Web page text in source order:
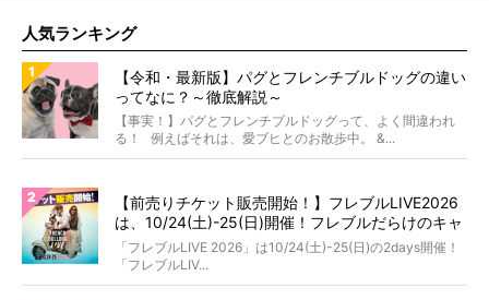
人気ランキング
【令和・最新版】パグとフレンチブルドッグの違い
ってなに？～徹底解説～
【事実！】パグとフレンチブルドッグって、よく間違われ
る！ 例えばそれは、愛ブヒとのお散歩中。 &...
【前売りチケット販売開始！】フレブルLIVE2026
は、10/24(土)-25(日)開催！フレブルだらけのキャ
ンプ・前夜祭・バスプランも新登場!?
「フレブルLIVE 2026」は10/24(土)-25(日)の2days開催！
「フレブルLIV...